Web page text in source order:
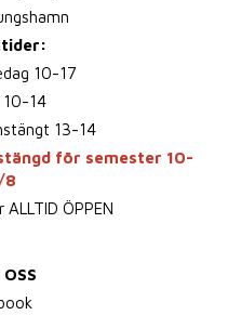
10-17
10-14
13-14
för semester 10-
8
ÖPPEN